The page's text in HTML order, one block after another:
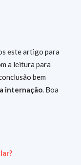
este artigo para
a leitura para
bem
internação . Boa